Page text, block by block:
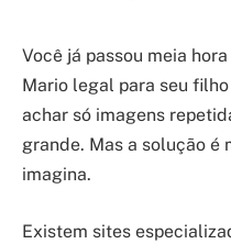
Você já passou meia
Mario legal para seu
achar só imagens
grande. Mas a solução é
imagina.
Existem sites